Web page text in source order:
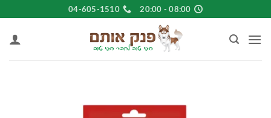
to
content
08:00 - 20:00
04-605-1510